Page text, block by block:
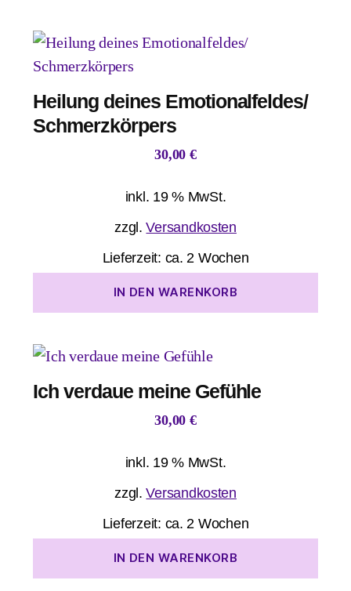
Heilung deines Emotionalfeldes/
Schmerzkörpers
30,00 €
inkl. 19 % MwSt.
zzgl.Versandkosten
Lieferzeit: ca. 2 Wochen
IN DEN WARENKORB
Ich verdaue meine Gefühle
30,00 €
inkl. 19 % MwSt.
zzgl.Versandkosten
Lieferzeit: ca. 2 Wochen
IN DEN WARENKORB